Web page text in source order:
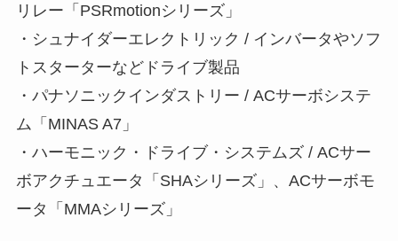
リレー「PSRmotionシリーズ」
・シュナイダーエレクトリック / インバータやソフ
トスターターなどドライブ製品
・パナソニックインダストリー / ACサーボシステ
ム「MINAS A7」
・ハーモニック・ドライブ・システムズ / ACサー
ボアクチュエータ「SHAシリーズ」、ACサーボモ
ータ「MMAシリーズ」